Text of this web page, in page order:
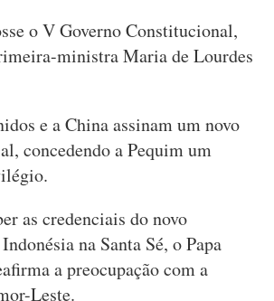
o V Governo Constitucional,
ministra Maria de Lourdes
e a China assinam um novo
concedendo a Pequim um
as credenciais do novo
na Santa Sé, o Papa
a preocupação com a
Leste.